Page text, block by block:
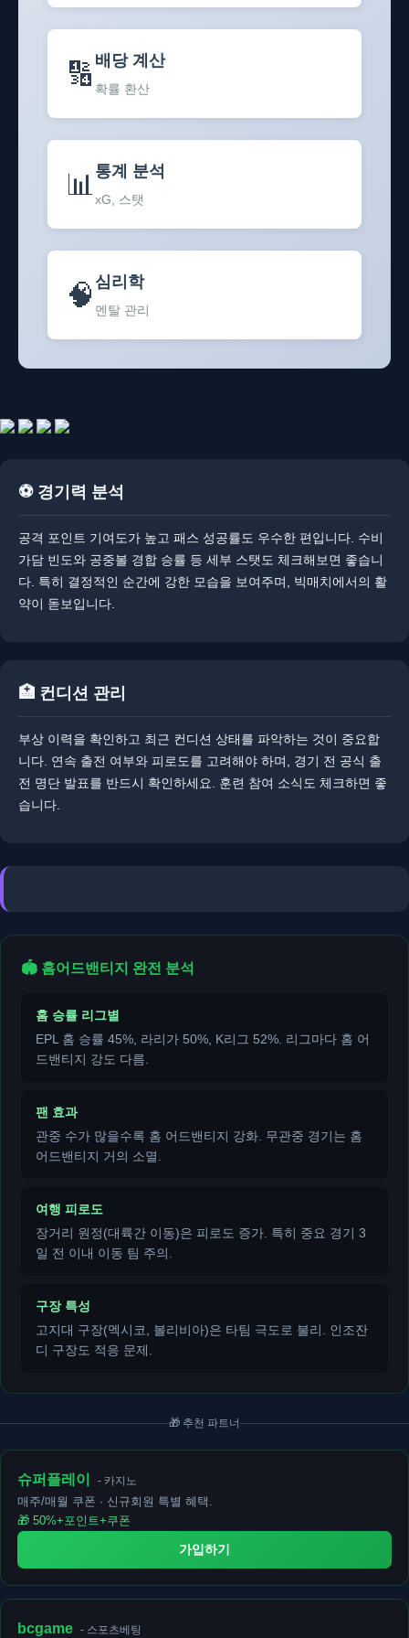
🔢 배당 계산
확률 환산
📊 통계 분석
xG, 스탯
🧠 심리학
멘탈 관리
⚽ 경기력 분석
공격 포인트 기여도가 높고 패스 성공률도 우수한 편입니다. ​수비
가담 빈도와 공중볼 경합 승률 등 세부 스탯도 체크해보면 좋습니
다. ​특히 결정적인 순간에 강한 모습을 보여주며, 빅매치에서의 활
약이 돋보입니다.
🏥 컨디션 관리
부상 이력을 확인하고 최근 컨디션 상태를 파악하는 것이 중요합
니다. ​​연속 출전 여부와 피로도를 고려해야 하며, 경기 전 공식 출
전 명단 발표를 반드시 확인하세요. ​​훈련 참여 소식도 체크하면 좋
습니다.
🏟️ 홈어드밴티지 완전 분석
홈 승률 리그별
EPL 홈 승률 45%, 라리가 50%, K리그 52%. 리그마다 홈 어
드밴티지 강도 다름.
팬 효과
관중 수가 많을수록 홈 어드밴티지 강화. 무관중 경기는 홈
어드밴티지 거의 소멸.
여행 피로도
장거리 원정(대륙간 이동)은 피로도 증가. 특히 중요 경기 3
일 전 이내 이동 팀 주의.
구장 특성
고지대 구장(멕시코, 볼리비아)은 타팀 극도로 불리. 인조잔
디 구장도 적응 문제.
🎁 추천 파트너
슈퍼플레이 - 카지노
매주/매월 쿠폰 · 신규회원 특별 혜택.
🎁 50%+포인트+쿠폰
가입하기
bcgame - 스포츠베팅